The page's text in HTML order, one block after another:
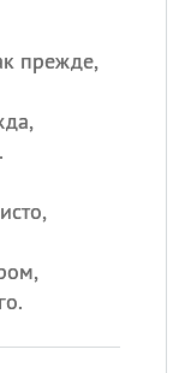
прежде,